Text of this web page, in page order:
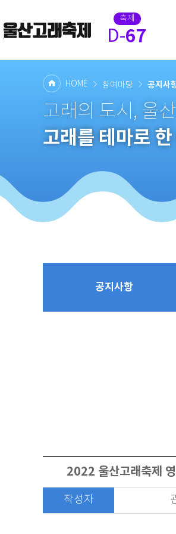
축제
D-67
HOME 참여마당 공지사
고래의 도시, 울
고래를 테마로
공지사항
2022 울산고래축제
작성자